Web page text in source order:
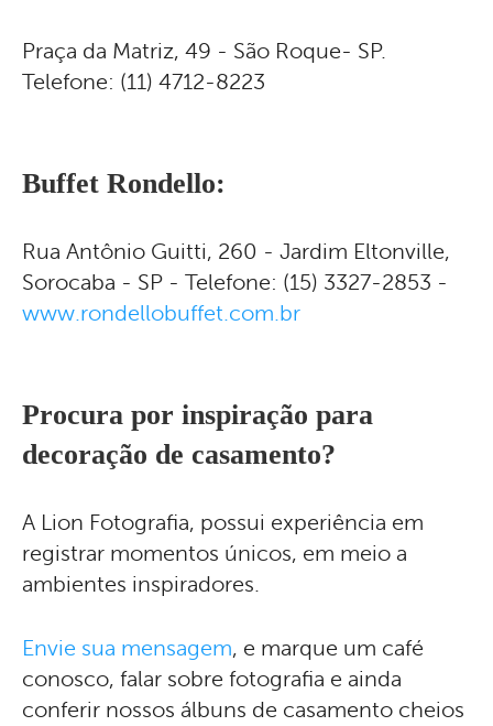
Praça da Matriz, 49 - São Roque- SP.
Telefone: (11) 4712-8223
Buffet Rondello:
Rua Antônio Guitti, 260 - Jardim Eltonville,
Sorocaba - SP - Telefone: (15) 3327-2853 -
www.rondellobuffet.com.br
Procura por inspiração para
decoração de casamento?
A Lion Fotografia, possui experiência em
registrar momentos únicos, em meio a
ambientes inspiradores.
Envie sua mensagem, e marque um café
conosco, falar sobre fotografia e ainda
conferir nossos álbuns de casamento cheios